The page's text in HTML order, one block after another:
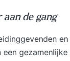
in strikte
met uw
ook in een
aan de gang
een